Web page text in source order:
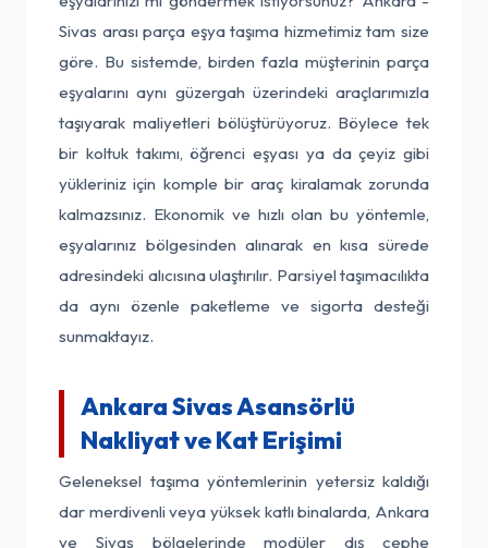
Sivas arası parça eşya taşıma hizmetimiz tam size
göre. Bu sistemde, birden fazla müşterinin parça
eşyalarını aynı güzergah üzerindeki araçlarımızla
taşıyarak maliyetleri bölüştürüyoruz. Böylece tek
bir koltuk takımı, öğrenci eşyası ya da çeyiz gibi
yükleriniz için komple bir araç kiralamak zorunda
kalmazsınız. Ekonomik ve hızlı olan bu yöntemle,
eşyalarınız bölgesinden alınarak en kısa sürede
adresindeki alıcısına ulaştırılır. Parsiyel taşımacılıkta
da aynı özenle paketleme ve sigorta desteği
sunmaktayız.
Ankara Sivas Asansörlü
Nakliyat ve Kat Erişimi
Geleneksel taşıma yöntemlerinin yetersiz kaldığı
dar merdivenli veya yüksek katlı binalarda, Ankara
ve Sivas bölgelerinde modüler dış cephe